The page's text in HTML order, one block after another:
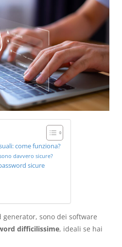
come funziona?
davvero sicure?
sicure
generator, sono dei software
difficilissime, ideali se hai